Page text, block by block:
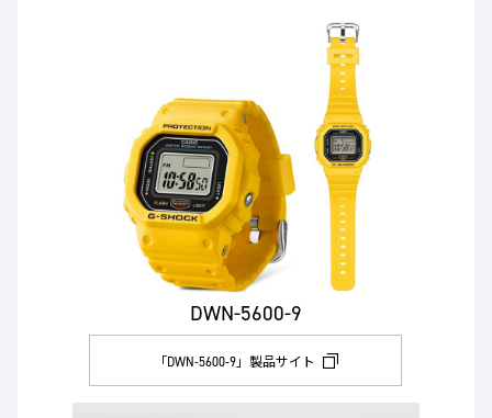
DWN-5600-9
「DWN-5600-9」製品サイト